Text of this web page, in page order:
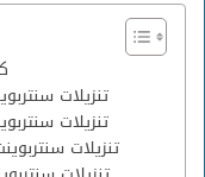
تنزيلات
تنزيلات
تنزيلات